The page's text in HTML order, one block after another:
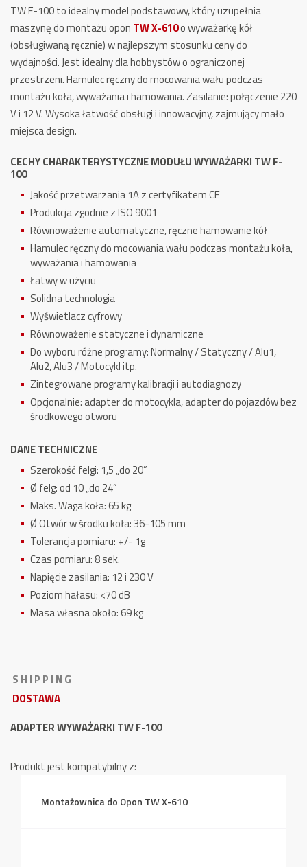
X-
610
TW F-100 to idealny model podstawowy, który uzupełnia
maszynę do montażu opon TW X-610o wyważarkę kół
(obsługiwaną ręcznie) w najlepszym stosunku ceny do
wydajności.Jest idealny dla hobbystów o ograniczonej
przestrzeni.Hamulec ręczny do mocowania wału podczas
montażu koła, wyważania i hamowania.Zasilanie: połączenie 220
V i 12 V.Wysoka łatwość obsługi i innowacyjny, zajmujący mało
miejsca design.
CECHY CHARAKTERYSTYCZNE MODUŁU WYWAŻARKI TW F-
100
Jakość przetwarzania 1A z certyfikatem CE
Produkcja zgodnie z ISO 9001
Równoważenie automatyczne, ręczne hamowanie kół
Hamulec ręczny do mocowania wału podczas montażu koła,
wyważania i hamowania
Łatwy w użyciu
Solidna technologia
Wyświetlacz cyfrowy
Równoważenie statyczne i dynamiczne
Do wyboru różne programy: Normalny / Statyczny / Alu1,
Alu2, Alu3 / Motocykl itp.
Zintegrowane programy kalibracji i autodiagnozy
Opcjonalnie: adapter do motocykla, adapter do pojazdów bez
środkowego otworu
DANE TECHNICZNE
Szerokość felgi: 1,5 „do 20”
Ø felg: od 10 „do 24”
Maks. Waga koła:65 kg
Ø Otwór w środku koła: 36-105 mm
Tolerancja pomiaru: +/- 1g
Czas pomiaru: 8 sek.
Napięcie zasilania: 12 i 230 V
Poziom hałasu: <70 dB
Masa własna około: 69 kg
S H I P P I N G
DOSTAWA
ADAPTER WYWAŻARKI TW F-100
Produkt jest kompatybilny z:
Montażownica do Opon TW X-610